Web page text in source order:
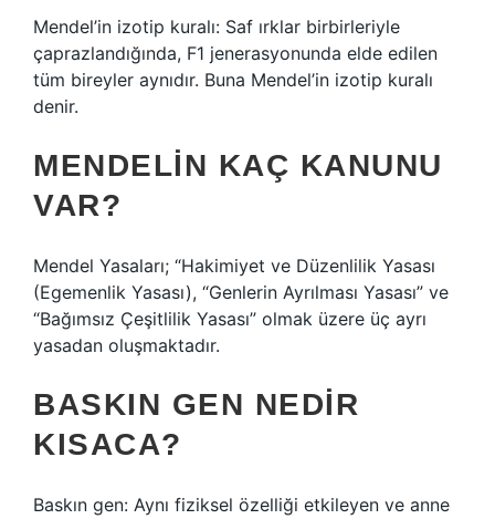
Mendel’in izotip kuralı: Saf ırklar birbirleriyle
çaprazlandığında, F1 jenerasyonunda elde edilen
tüm bireyler aynıdır. Buna Mendel’in izotip kuralı
denir.
MENDELIN KAÇ KANUNU
VAR?
Mendel Yasaları; “Hakimiyet ve Düzenlilik Yasası
(Egemenlik Yasası), “Genlerin Ayrılması Yasası” ve
“Bağımsız Çeşitlilik Yasası” olmak üzere üç ayrı
yasadan oluşmaktadır.
BASKIN GEN NEDIR
KISACA?
Baskın gen: Aynı fiziksel özelliği etkileyen ve anne